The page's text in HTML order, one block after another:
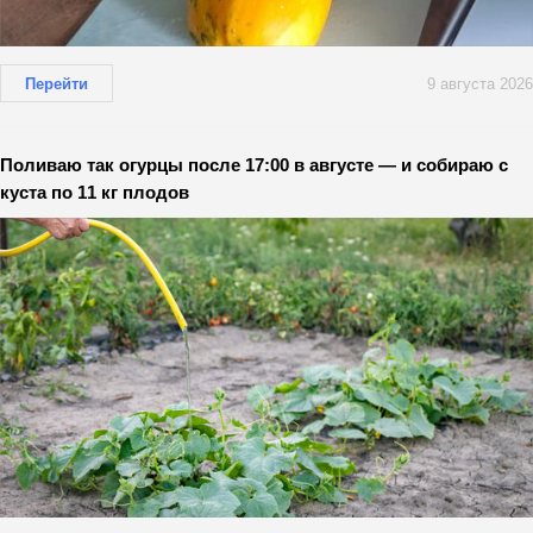
Перейти 9 августа 2026
Поливаю так огурцы после 17:00 в августе — и собираю с
куста по 11 кг плодов